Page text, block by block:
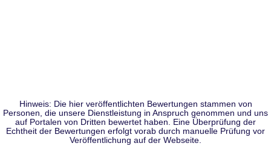
Hinweis: Die hier veröffentlichten Bewertungen stammen von
Personen, die unsere Dienstleistung in Anspruch genommen und uns
auf Portalen von Dritten bewertet haben. Eine Überprüfung der
Echtheit der Bewertungen erfolgt vorab durch manuelle Prüfung vor
Veröffentlichung auf der Webseite.